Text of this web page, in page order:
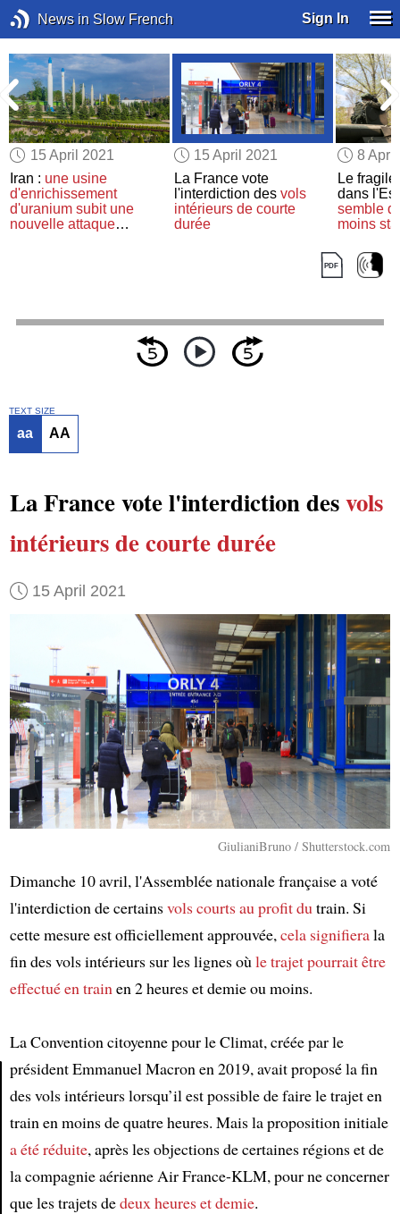
News in Slow French Sign In
15 April 2021
Iran : une usine
d'enrichissement
d'uranium subit une
nouvelle attaque
15 April 2021
La France vote
l'interdiction des vols
intérieurs de courte
durée
8
Le fragile
dans
semble
moins
TEXT SIZE
aa AA
La France vote l'interdiction desvols
intérieurs de courte durée
15 April 2021
GiulianiBruno / Shutterstock.com
Dimanche 10 avril, l'Assemblée nationale française a voté
l'interdiction de certainsvols courtsau profit du train. Si
cette mesure est officiellement approuvée, cela signifierala
fin des vols intérieurs sur les lignes où le trajetpourrait être
effectué en train en 2 heures et demie ou moins.
La Convention citoyenne pour le Climat, créée par le
président Emmanuel Macron en 2019, avait proposé la fin
des vols intérieurs lorsqu’il est possible de faire le trajet en
train en moins de quatre heures. Mais la proposition initiale
a été réduite, après les objections de certaines régions et de
la compagnie aérienne Air France-KLM, pour ne concerner
que les trajets dedeux heures et demie.